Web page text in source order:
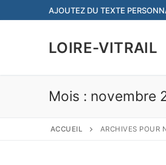
au
AJOUTEZ DU TEXTE
LOIRE-VITRAIL
Mois : novembre
ACCUEIL ARCHIVES POUR